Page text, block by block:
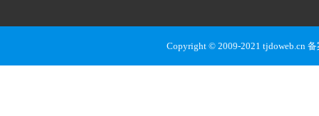
Copyright © 2009-2021 tjdoweb.cn